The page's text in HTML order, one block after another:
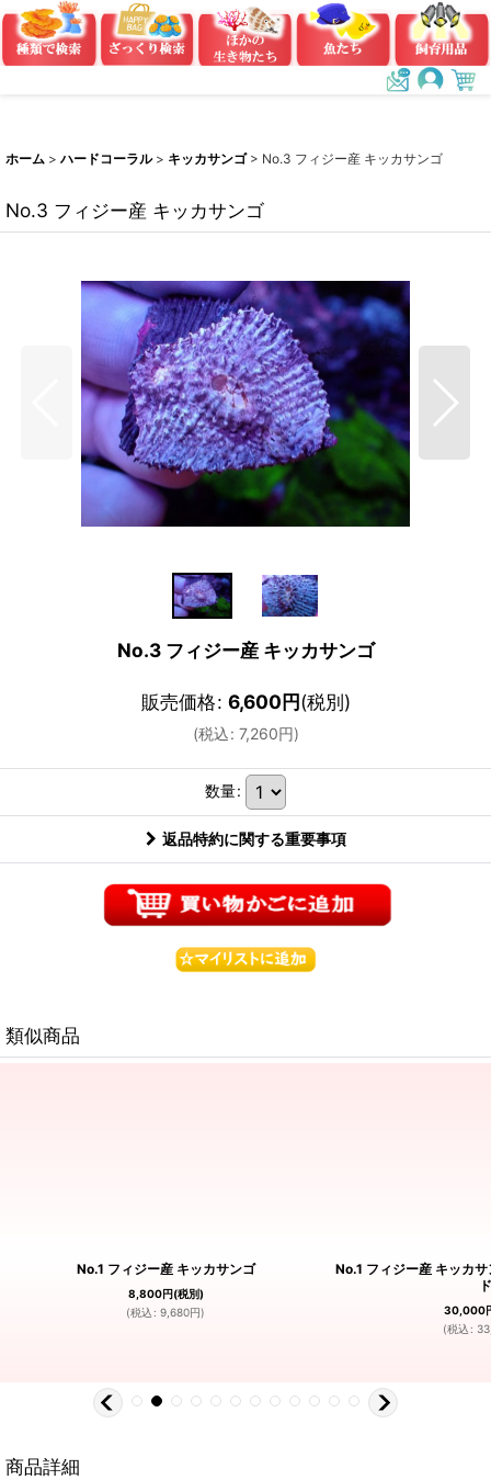
ホーム > ハードコーラル > キッカサンゴ > No.3 フィジー産 キッカサンゴ
No.3 フィジー産 キッカサンゴ
No.3 フィジー産 キッカサンゴ
販売価格: 6,600円(税別)
(税込: 7,260円)
数量:
返品特約に関する重要事項
類似商品
No.1 フィジー産 キッカサンゴ
8,800円(税別)
(税込 : 9,680円)
No.1 フィジー産 キッカ
ド
30,000
(税込 :
商品詳細